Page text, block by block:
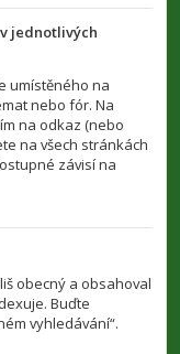
jednotlivých
umístěného na
nebo fór. Na
na odkaz (nebo
na všech stránkách
závisí na
obecný a obsahoval
Buďte
vyhledávání“.